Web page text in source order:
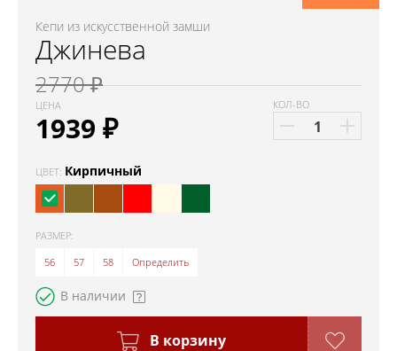
Кепи из искусственной замши
Джинева
2770 ₽
ЦЕНА
1939 ₽
КОЛ-ВО
ЦВЕТ: Кирпичный
РАЗМЕР:
56
57 58 Определить
В наличии
В корзину